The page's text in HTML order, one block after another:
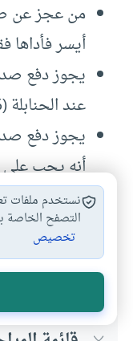
من عجز عن
أيسر فأداها
يجوز دفع
عند الحنابلة (56).
يجوز دفع
أنه يجب على
للمستحقين
تأخيرها عن
من كان عليه
صدقة الفطر
نستخدم ملفات
التصفح
تخصيص